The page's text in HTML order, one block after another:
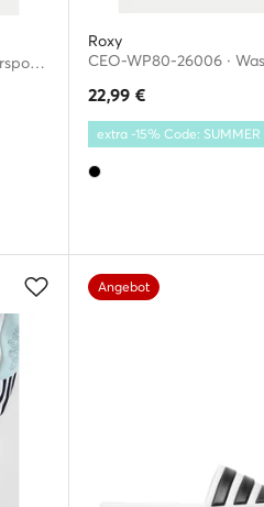
CEO-WP80-26006 · Wassersportschuhe
Roxy
22,99 €
extra -15% Code: SUMMER
Angebot